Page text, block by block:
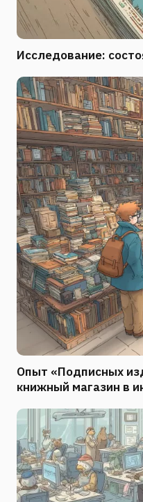
Исследование:
Опыт «Подписных
книжный магазин в